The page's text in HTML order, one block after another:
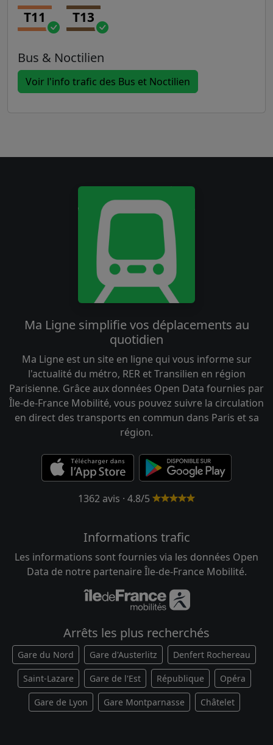
T11 T13
Bus & Noctilien
Voir l'info trafic des Bus et Noctilien
Ma Ligne simplifie vos déplacements au
quotidien
Ma Ligne est un site en ligne qui vous informe sur
l'actualité du métro, RER et Transilien en région
Parisienne. Grâce aux données Open Data fournies par
Île-de-France Mobilité, vous pouvez suivre la circulation
en direct des transports en commun dans Paris et sa
région.
1362 avis · 4.8/5
Informations trafic
Les informations sont fournies via les données Open
Data de notre partenaire Île-de-France Mobilité.
Arrêts les plus recherchés
Gare du Nord Gare d'Austerlitz Denfert Rochereau
Saint-Lazare Gare de l'Est République Opéra
Gare de Lyon Gare Montparnasse Châtelet